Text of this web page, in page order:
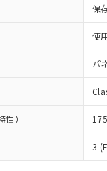
保
使
パ
） 175
3
な納期状況および標
お取引先、またはお
ン制御機器販売店・
ロン制御機器販売店
販売ネットワーク
況および標準価格結
の承諾なく第三者に
ないようお願いしま
ーツ機能（部品リ
別名：DOP) 1000ppm以下
BBP） 1000ppm以下、フ
以下、フタル酸ジイ
以下
指令で産業用監視および制
除く。
定月
切り替え状況などに
酸ジブチル) : 1000ppm、
1000ppm、 BBP(フタル酸
、
酸ビス(2-エチルヘキシル))
護使用期限
害物質（10物質）の
通常の使用状況下に
は規制貨物を破棄す
破砕するなど、違法
う必要な手段を講じ
は貴社製品を、核兵
化学兵器、生物兵器
並びにこれらの製造
たしません。
は、貴社製品を第三者
、上記1、2および3
三者に通知します。
先および販売に係わる
一定数には満たない
在庫なし(最新の在庫
たはお客様担当のオム
機器販売店・当社販売
受注生産機種、また